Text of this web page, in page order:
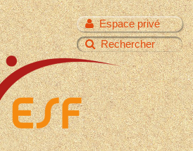
Espace privé
Rechercher